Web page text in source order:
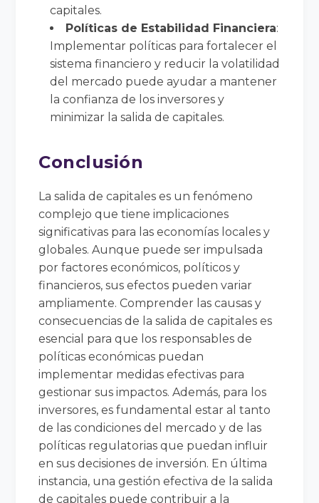
capitales.
Políticas de Estabilidad Financiera:
Implementar políticas para fortalecer el
sistema financiero y reducir la volatilidad
del mercado puede ayudar a mantener
la confianza de los inversores y
minimizar la salida de capitales.
Conclusión
La salida de capitales es un fenómeno
complejo que tiene implicaciones
significativas para las economías locales y
globales. Aunque puede ser impulsada
por factores económicos, políticos y
financieros, sus efectos pueden variar
ampliamente. Comprender las causas y
consecuencias de la salida de capitales es
esencial para que los responsables de
políticas económicas puedan
implementar medidas efectivas para
gestionar sus impactos. Además, para los
inversores, es fundamental estar al tanto
de las condiciones del mercado y de las
políticas regulatorias que puedan influir
en sus decisiones de inversión. En última
instancia, una gestión efectiva de la salida
de capitales puede contribuir a la